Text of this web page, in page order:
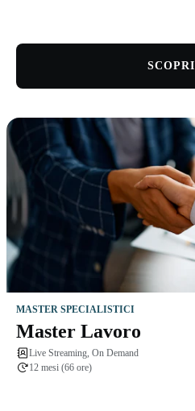
SCOPRI
MASTER SPECIALISTICI
Master Lavoro
Live Streaming, On Demand
12 mesi (66 ore)